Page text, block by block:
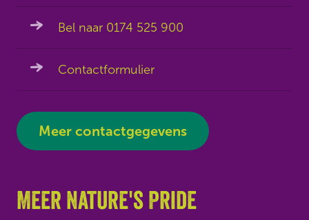
Bel naar 0174 525 900
Contactformulier
Meer contactgegevens
Meer Nature's Pride